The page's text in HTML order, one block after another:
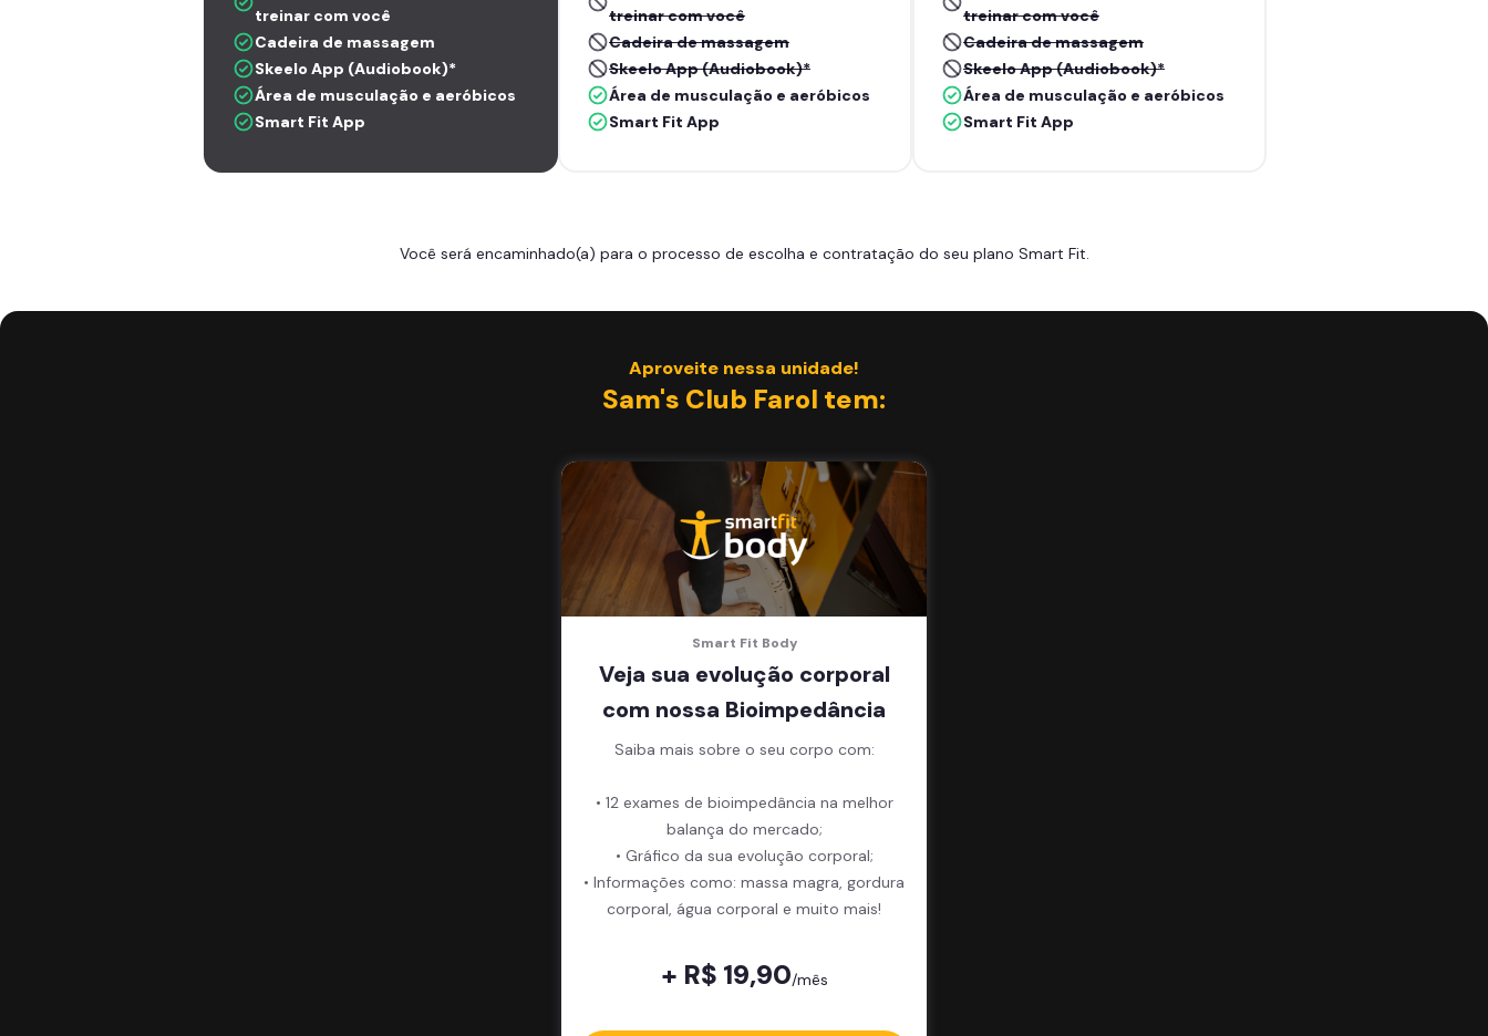
treinar com você
Cadeira de massagem
Skeelo App (Audiobook)*
Área de musculação e aeróbicos
Smart Fit App
treinar com você
Cadeira de massagem
Skeelo App (Audiobook)*
Área de musculação e aeróbicos
Smart Fit App
treinar com você
Cadeira de massagem
Skeelo App (Audiobook)*
Área de musculação e aeróbicos
Smart Fit App
Você será encaminhado(a) para o processo de escolha e contratação do seu plano Smart Fit.
Aproveite nessa unidade!
Sam's Club Farol tem:
Smart Fit Body
Veja sua evolução corporal
com nossa Bioimpedância
Saiba mais sobre o seu corpo com:
• 12 exames de bioimpedância na melhor
balança do mercado;
• Gráfico da sua evolução corporal;
• Informações como: massa magra, gordura
corporal, água corporal e muito mais!
+ R$ 19,90/mês